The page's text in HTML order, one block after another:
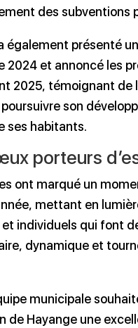
des subventions
également présenté
2024 et annoncé les
2025, témoignant de
son
ses habitants.
porteurs
ont marqué un
mettant en
individuels qui font
dynamique et
municipale
de Hayange une